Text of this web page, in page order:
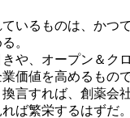
いるものは、かつ
。
や、オープン＆ク
価値を高めるもの
言すれば、創薬会
ば繁栄するはずだ。